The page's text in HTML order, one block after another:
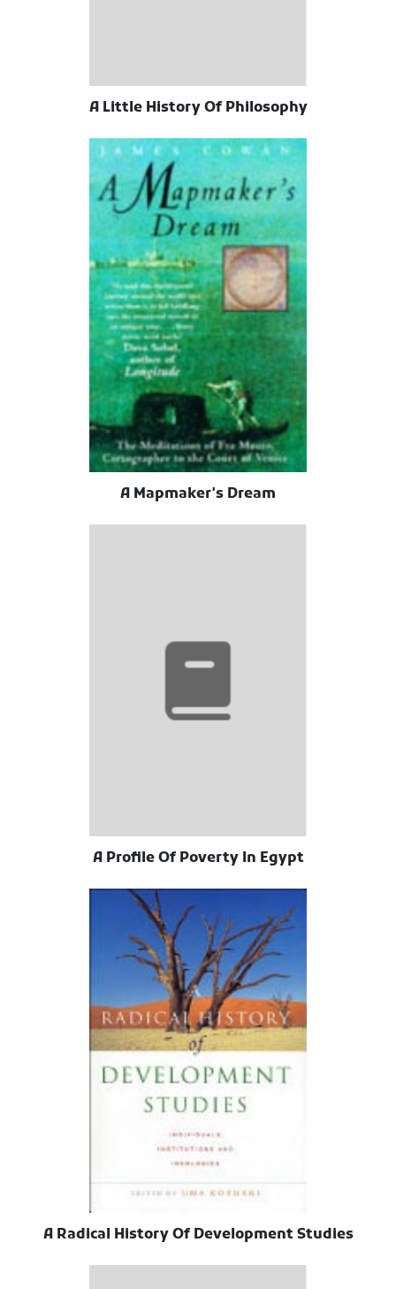
A Little History Of Philosophy
A Mapmaker's Dream
A Profile Of Poverty In Egypt
A Radical History Of Development Studies